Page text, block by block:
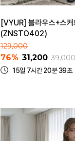
[VYUR] 블라우스+스커
(ZNSTO402)
129,000
76% 31,200 39,000
15일 7시간 20분 39초